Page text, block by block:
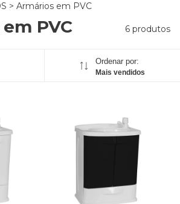
> Armários em PVC
PVC 6 produtos
Ordenar por:
Mais vendidos